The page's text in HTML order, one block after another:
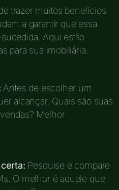
trazer muitos benefícios.
a garantir que essa
Aqui estão
para sua imobiliária.
Antes de escolher um
alcançar. Quais são suas
Melhor
Pesquise e compare
O melhor é aquele que